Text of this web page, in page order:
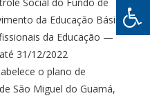
da Educação Básica
da Educação —
31/12/2022
o plano de
São Miguel do Guamá,